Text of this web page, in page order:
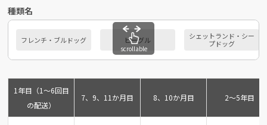
種類名
フレンチ・ブルドッグ ビーグル
シェットランド・シー
プドッグ
scrollable
1年目（1～6回目
の配送）
7、9、11か月目 8、10か月目 2～5年目